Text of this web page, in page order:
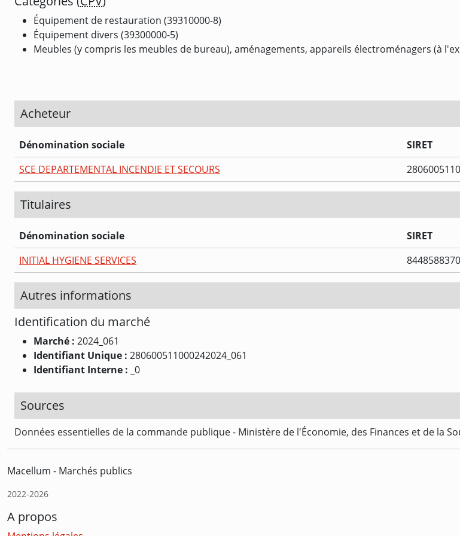
Équipement de restauration (39310000-8)
Équipement divers (39300000-5)
Meubles (y compris les meubles de bureau), aménagements, appareils électroménagers (à
Acheteur
Dénomination sociale
SIRET
SCE DEPARTEMENTAL INCENDIE ET SECOURS
Titulaires
Dénomination sociale
SIRET
INITIAL HYGIENE SERVICES
Autres informations
Identification du marché
Marché : 2024_061
Identifiant Unique : 280600511000242024_061
Identifiant Interne : _0
Sources
Données essentielles de la commande publique - Ministère de l'Économie, des Finances et de la
Macellum - Marchés publics
2022-2026
A propos